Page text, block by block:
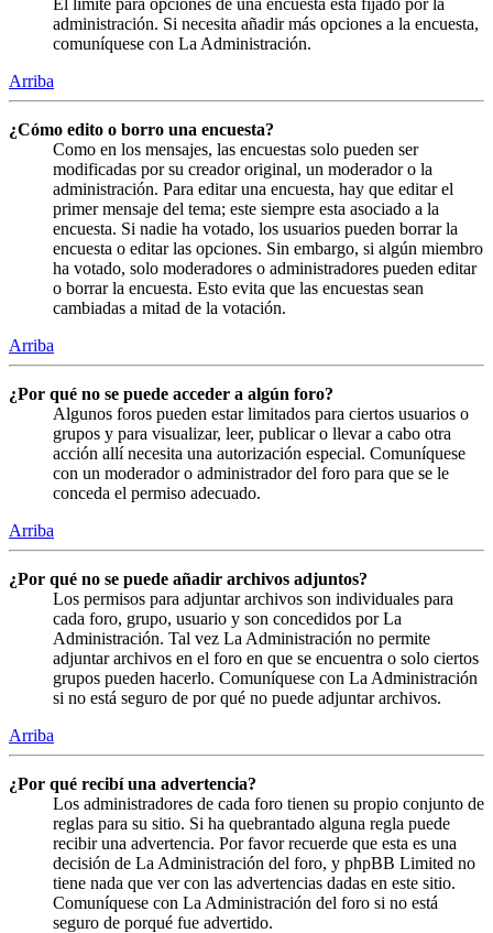
administración. Si necesita añadir más opciones a la encuesta,
comuníquese con La Administración.
Arriba
¿Cómo edito o borro una encuesta?
Como en los mensajes, las encuestas solo pueden ser
modificadas por su creador original, un moderador o la
administración. Para editar una encuesta, hay que editar el
primer mensaje del tema; este siempre esta asociado a la
encuesta. Si nadie ha votado, los usuarios pueden borrar la
encuesta o editar las opciones. Sin embargo, si algún miembro
ha votado, solo moderadores o administradores pueden editar
o borrar la encuesta. Esto evita que las encuestas sean
cambiadas a mitad de la votación.
Arriba
¿Por qué no se puede acceder a algún foro?
Algunos foros pueden estar limitados para ciertos usuarios o
grupos y para visualizar, leer, publicar o llevar a cabo otra
acción allí necesita una autorización especial. Comuníquese
con un moderador o administrador del foro para que se le
conceda el permiso adecuado.
Arriba
¿Por qué no se puede añadir archivos adjuntos?
Los permisos para adjuntar archivos son individuales para
cada foro, grupo, usuario y son concedidos por La
Administración. Tal vez La Administración no permite
adjuntar archivos en el foro en que se encuentra o solo ciertos
grupos pueden hacerlo. Comuníquese con La Administración
si no está seguro de por qué no puede adjuntar archivos.
Arriba
¿Por qué recibí una advertencia?
Los administradores de cada foro tienen su propio conjunto de
reglas para su sitio. Si ha quebrantado alguna regla puede
recibir una advertencia. Por favor recuerde que esta es una
decisión de La Administración del foro, y phpBB Limited no
tiene nada que ver con las advertencias dadas en este sitio.
Comuníquese con La Administración del foro si no está
seguro de porqué fue advertido.